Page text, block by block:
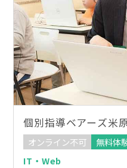
個別指導ベアーズ米
オンライン不可
無料体
IT・Web